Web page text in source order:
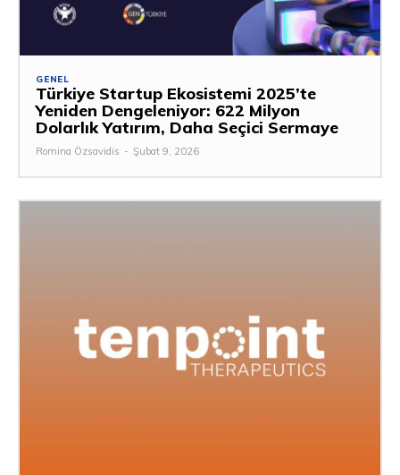
GENEL
Türkiye Startup Ekosistemi 2025’te
Yeniden Dengeleniyor: 622 Milyon
Dolarlık Yatırım, Daha Seçici Sermaye
Romina Özsavidis - Şubat 9, 2026